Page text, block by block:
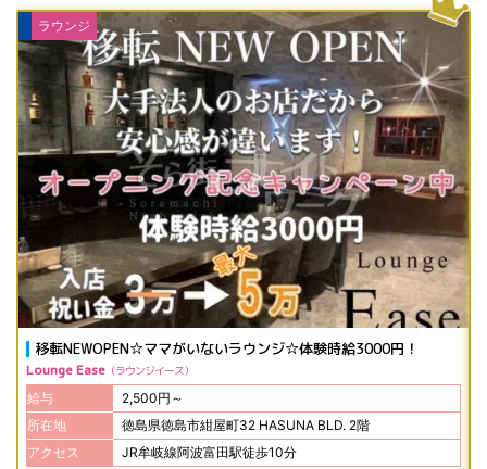
ラウンジ
移転NEWOPEN☆ママがいないラウンジ☆体験時給3000円！
Lounge Ease ラウンジイース
給与
2,500円～
所在地
徳島県徳島市紺屋町32 HASUNA BLD. 2階
アクセス
JR牟岐線阿波富田駅徒歩10分